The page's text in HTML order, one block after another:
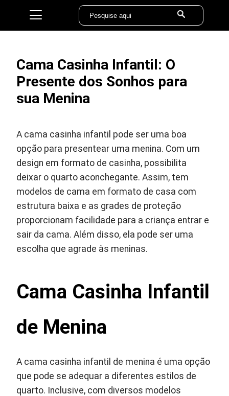
Cama Casinha Infantil: O
Presente dos Sonhos para
sua Menina
A cama casinha infantil pode ser uma boa
opção para presentear uma menina. Com um
design em formato de casinha, possibilita
deixar o quarto aconchegante. Assim, tem
modelos de cama em formato de casa com
estrutura baixa e as grades de proteção
proporcionam facilidade para a criança entrar e
sair da cama. Além disso, ela pode ser uma
escolha que agrade às meninas.
Cama Casinha Infantil
de Menina
A cama casinha infantil de menina é uma opção
que pode se adequar a diferentes estilos de
quarto. Inclusive, com diversos modelos